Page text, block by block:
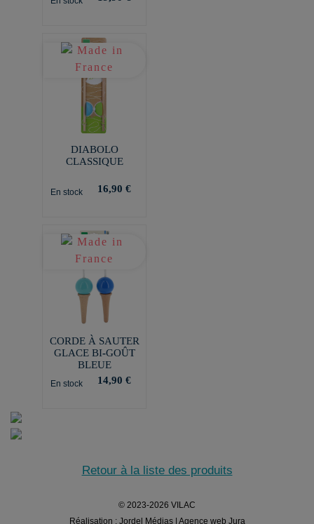
DIABOLO
CLASSIQUE
En stock 16,90 €
CORDE À SAUTER
GLACE BI-GOÛT
BLEUE
En stock 14,90 €
Retour à la liste des produits
© 2023-2026 VILAC
Réalisation : Jordel Médias | Agence web Jura